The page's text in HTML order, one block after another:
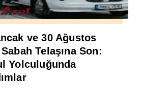
ve 30 Ağustos
Telaşına Son:
Yolculuğunda